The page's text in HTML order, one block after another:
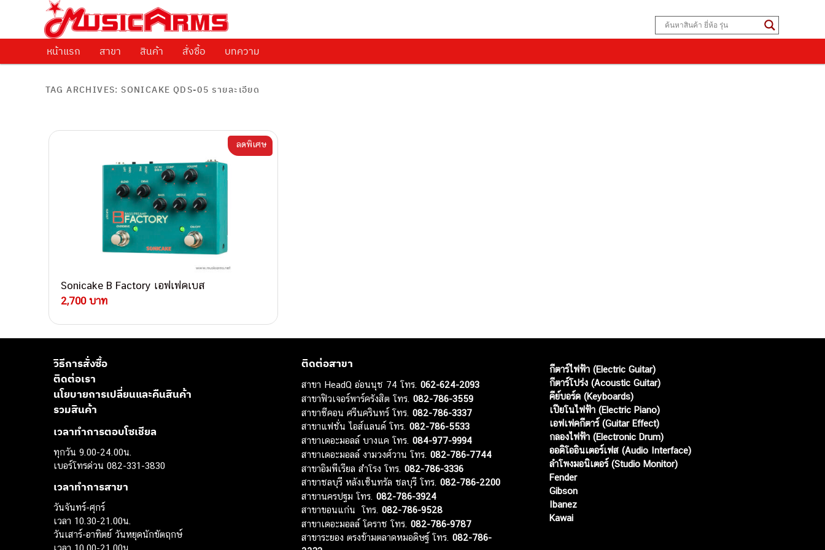
Music Arms
ศูนย์รวมครื่องดนตรีทุกชนิด ตั้งแต่เริ่มต้นถึงมืออาชีพ
Skip to primary content
Skip to secondary content
หน้าแรก สาขา สินค้า สั่งซื้อ บทความ
TAG ARCHIVES:SONICAKE QDS-05 รายละเอียด
Sonicake B Factory เอฟเฟคเบส
2,700 บาท
ลดพิเศษ
วิธีการสั่งซื้อ
ติดต่อเรา
นโยบายการเปลี่ยนและคืนสินค้า
รวมสินค้า
เวลาทำการตอบโซเชียล
ทุกวัน 9.00-24.00น.
เบอร์โทรด่วน 082-331-3830
เวลาทำการสาขา
วันจันทร์-ศุกร์
เวลา 10.30-21.00น.
วันเสาร์-อาทิตย์ วันหยุดนักขัตฤกษ์
เวลา 10.00-21.00น.
ติดต่อสาขา
สาขา HeadQ อ่อนนุช 74 โทร.062-624-2093
สาขาฟิวเจอร์พาร์ครังสิต โทร.082-786-3559
สาขาซีคอน ศรีนครินทร์ โทร.082-786-3337
สาขาแฟชั่น ไอส์แลนด์ โทร.082-786-5533
สาขาเดอะมอลล์ บางแค โทร.084-977-9994
สาขาเดอะมอลล์ งามวงศ์วาน โทร.082-786-7744
สาขาอิมพีเรียล สำโรง โทร.082-786-3336
สาขาชลบุรี หลังเซ็นทรัล ชลบุรี โทร.082-786-2200
สาขานครปฐม โทร.082-786-3924
สาขาขอนแก่น โทร.082-786-9528
สาขาเดอะมอลล์ โคราช โทร.082-786-9787
สาขาระยอง ตรงข้ามตลาดหมอดิษฐ์ โทร.082-786-
กีตาร์ไฟฟ้า (Electric Guitar)
กีตาร์โปร่ง (Acoustic Guitar)
คีย์บอร์ด (Keyboards)
เปียโนไฟฟ้า (Electric Piano)
เอฟเฟคกีตาร์ (Guitar Effect)
กลองไฟฟ้า (Electronic Drum)
ออดิโออินเตอร์เฟส (Audio Interface)
ลำโพงมอนิเตอร์ (Studio Monitor)
Fender
Gibson
Ibanez
Kawai